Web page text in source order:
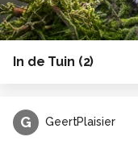
In de Tuin (2)
G GeertPlaisier